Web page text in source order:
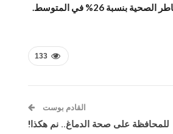
133
القادم بوست
للمحافظة على صحة الدماغ.. نم هكذا!